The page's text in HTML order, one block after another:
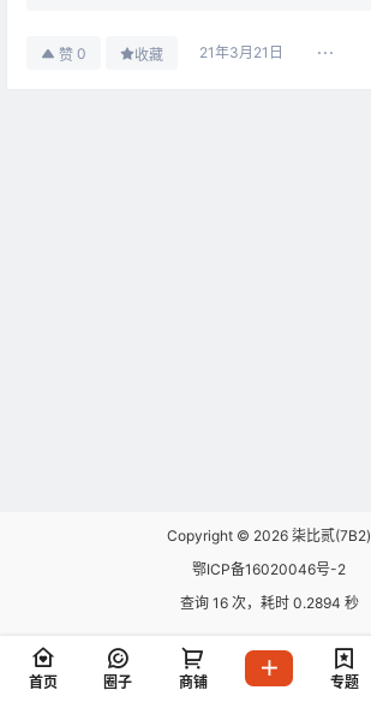
赞 0 收藏 21年3月21日
Copyright © 2026 柒比贰(7B2)
鄂ICP备16020046号-2
查询 16 次，耗时 0.2894 秒
首页 圈子 商铺 专题